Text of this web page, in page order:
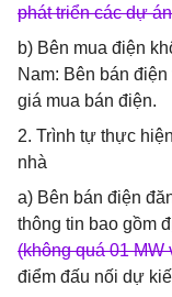
phát triển các dự
b) Bên mua điện
Nam: Bên bán
giá mua bán điện.
2. Trình tự thực
nhà
a) Bên bán điện
thông tin bao gồm
(không quá 01 MW
điểm đấu nối dự